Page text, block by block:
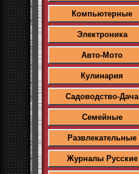
Компьютерные
Электроника
Авто-Мото
Кулинария
Садоводство-Дача
Семейные
Развлекательные
Журналы Русские